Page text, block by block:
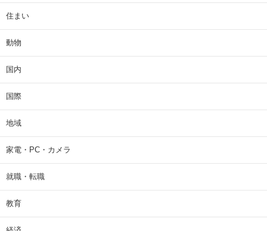
住まい
動物
国内
国際
地域
家電・PC・カメラ
就職・転職
教育